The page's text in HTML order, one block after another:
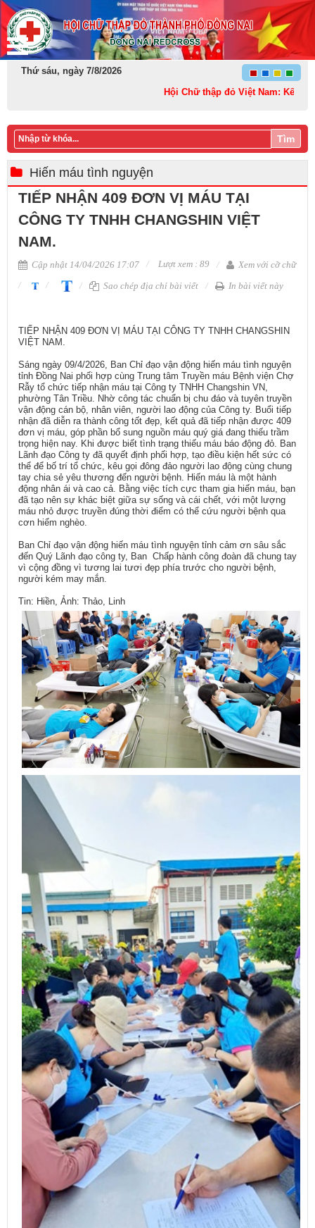
Thứ sáu, ngày 7/8/2026
Hội Chữ thập đỏ Việt Nam: Kết nối –
Tìm
Hiến máu tình nguyện
TIẾP NHẬN 409 ĐƠN VỊ MÁU TẠI
CÔNG TY TNHH CHANGSHIN VIỆT
NAM.
Cập nhật 14/04/2026 17:07 Lượt xem : 89
Xem với cỡ chữ
Sao chép địa chỉ bài viết
In bài viết này
TIẾP NHẬN 409 ĐƠN VỊ MÁU TẠI CÔNG TY TNHH CHANGSHIN
VIỆT NAM.
Sáng ngày 09/4/2026, Ban Chỉ đạo vận động hiến máu tình nguyện
tỉnh Đồng Nai phối hợp cùng Trung tâm Truyền máu Bệnh viện Chợ
Rẫy tổ chức tiếp nhận máu tại Công ty TNHH Changshin VN,
phường Tân Triều. Nhờ công tác chuẩn bị chu đáo và tuyên truyền
vận động cán bộ, nhân viên, người lao động của Công ty. Buổi tiếp
nhận đã diễn ra thành công tốt đẹp, kết quả đã tiếp nhận được 409
đơn vị máu, góp phần bổ sung nguồn máu quý giá đang thiếu trầm
trọng hiện nay. Khi được biết tình trạng thiếu máu báo động đỏ. Ban
Lãnh đạo Công ty đã quyết định phối hợp, tạo điều kiện hết sức có
thể để bố trí tổ chức, kêu gọi đông đảo người lao động cùng chung
tay chia sẻ yêu thương đến người bệnh. Hiến máu là một hành
động nhân ái và cao cả. Bằng việc tích cực tham gia hiến máu, bạn
đã tạo nên sự khác biệt giữa sự sống và cái chết, với một lượng
máu nhỏ được truyền đúng thời điểm có thể cứu người bệnh qua
cơn hiểm nghèo.
Ban Chỉ đạo vận động hiến máu tình nguyện tỉnh cảm ơn sâu sắc
đến Quý Lãnh đạo công ty, Ban Chấp hành công đoàn đã chung tay
vì cộng đồng vì tương lai tươi đẹp phía trước cho người bệnh,
người kém may mắn.
Tin: Hiền, Ảnh: Thảo, Linh​